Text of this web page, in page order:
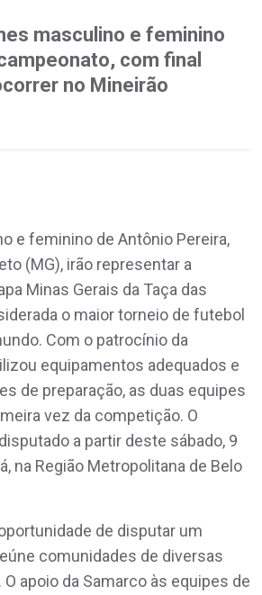
masculino e feminino
com final
no Mineirão
e feminino de Antônio Pereira,
(MG), irão representar a
Minas Gerais da Taça das
o maior torneio de futebol
Com o patrocínio da
equipamentos adequados e
de preparação, as duas equipes
vez da competição. O
a partir deste sábado, 9
na Região Metropolitana de Belo
de disputar um
comunidades de diversas
apoio da Samarco às equipes de